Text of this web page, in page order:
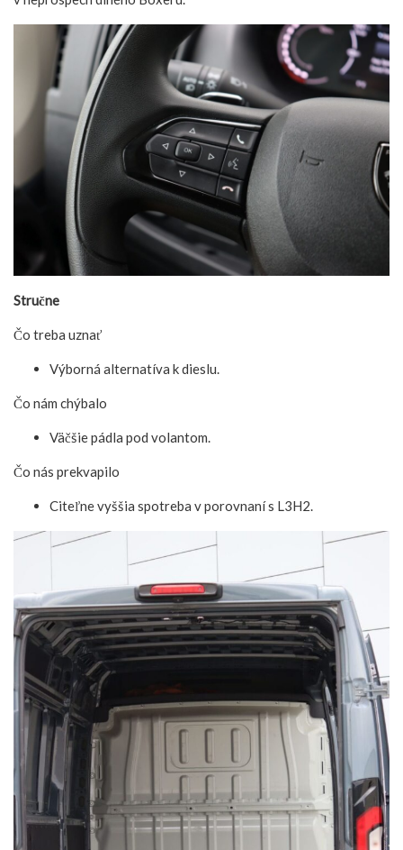
Stručne
Čo treba uznať
Výborná alternatíva k dieslu.
Čo nám chýbalo
Väčšie pádla pod volantom.
Čo nás prekvapilo
Citeľne vyššia spotreba v porovnaní s L3H2.